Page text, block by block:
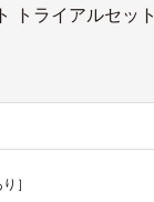
トライアルセット
］